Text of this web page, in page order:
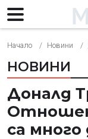
Начало Новини
НОВИНИ
Доналд
са много